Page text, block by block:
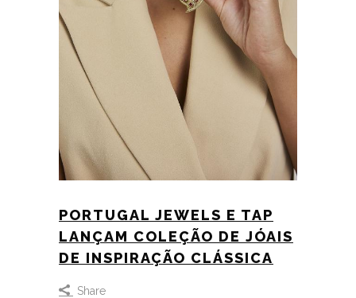
PORTUGAL JEWELS E TAP
LANÇAM COLEÇÃO DE JÓAIS
DE INSPIRAÇÃO CLÁSSICA
Share